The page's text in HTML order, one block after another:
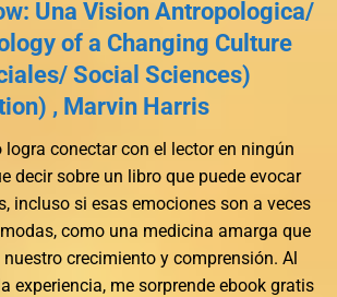
Una Vision Antropologica/
of a Changing Culture
Social Sciences)
, Marvin Harris
logra conectar con el lector en ningún
decir sobre un libro que puede evocar
incluso si esas emociones son a veces
como una medicina amarga que
crecimiento y comprensión. Al
experiencia, me sorprende ebook gratis